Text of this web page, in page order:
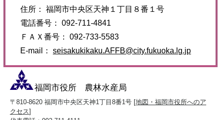
住所： 福岡市中央区天神１丁目８番１号
電話番号： 092-711-4841
ＦＡＸ番号： 092-733-5583
E-mail：seisakukikaku.AFFB@city.fukuoka.lg.jp
福岡市役所 農林水産局
〒810-8620 福岡市中央区天神1丁目8番1号 [地図・福岡市役所へのア
クセス]